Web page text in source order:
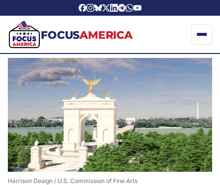
FOCUSAMERICA
Harrison Design / U.S. Commission of Fine Arts